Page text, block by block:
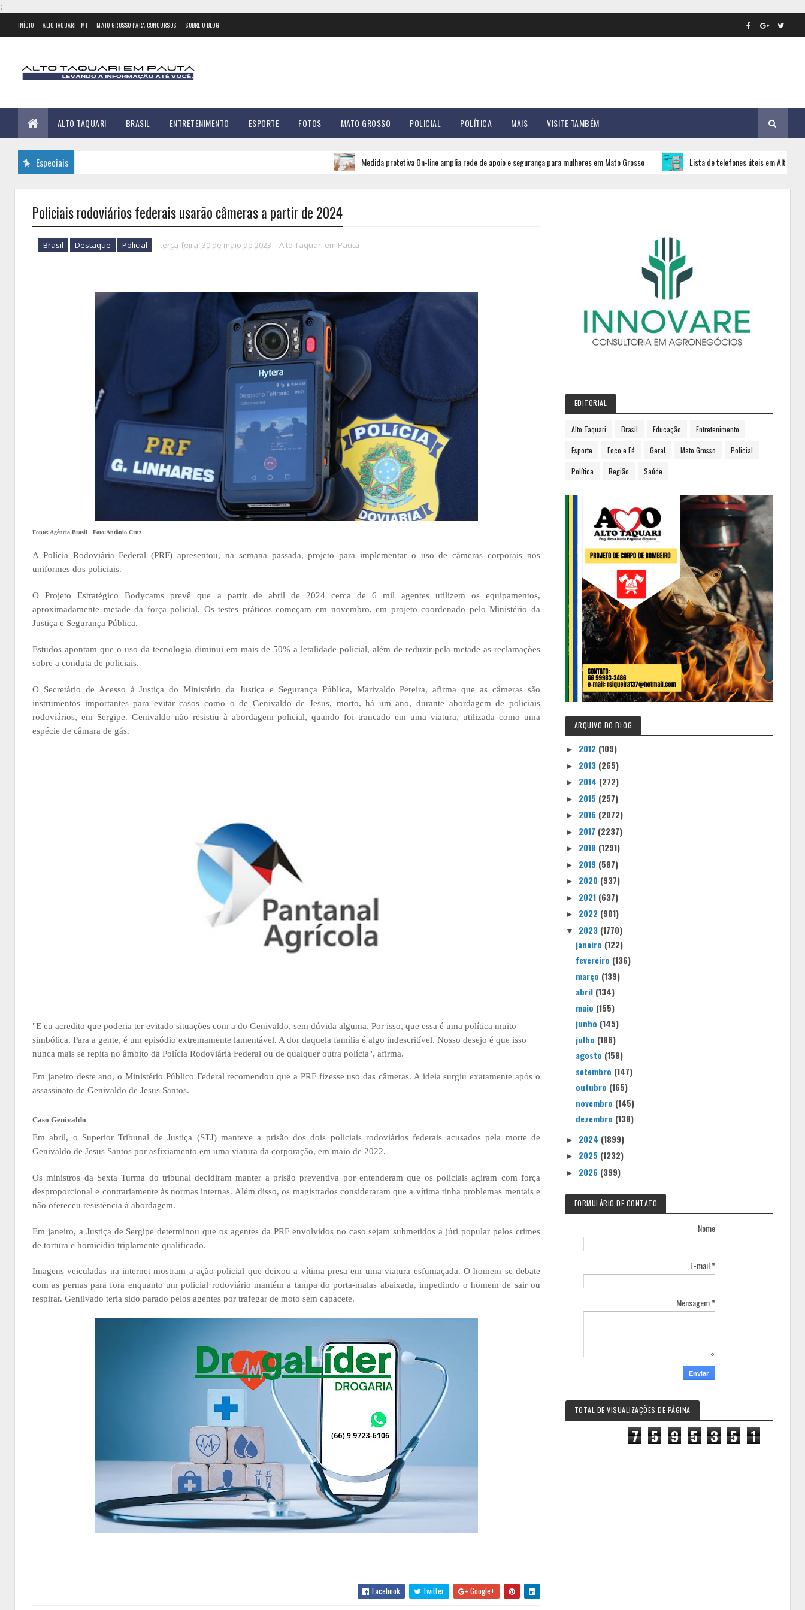
;
INÍCIO ALTO TAQUARI - MT MATO GROSSO PARA CONCURSOS SOBRE O BLOG
ALTO TAQUARI BRASIL ENTRETENIMENTO ESPORTE FOTOS MATO GROSSO POLICIAL POLÍTICA MAIS VISITE TAMBÉM
Especiais Medida protetiva On-line amplia rede de apoio e segurança para mulheres em Mato Grosso Lista de telefones úteis em Alto Taquari com
Policiais rodoviários federais usarão câmeras a partir de 2024
Brasil Destaque Policial terça-feira, 30 de maio de 2023 Alto Taquari em Pauta
Fonte: Agência Brasil Foto:Antônio Cruz
A Polícia Rodoviária Federal (PRF) apresentou, na semana passada, projeto para implementar o uso de câmeras corporais nos
uniformes dos policiais.
O Projeto Estratégico Bodycams prevê que a partir de abril de 2024 cerca de 6 mil agentes utilizem os equipamentos,
aproximadamente metade da força policial. Os testes práticos começam em novembro, em projeto coordenado pelo Ministério da
Justiça e Segurança Pública.
Estudos apontam que o uso da tecnologia diminui em mais de 50% a letalidade policial, além de reduzir pela metade as reclamações
sobre a conduta de policiais.
O Secretário de Acesso à Justiça do Ministério da Justiça e Segurança Pública, Marivaldo Pereira, afirma que as câmeras são
instrumentos importantes para evitar casos como o de Genivaldo de Jesus, morto, há um ano, durante abordagem de policiais
rodoviários, em Sergipe. Genivaldo não resistiu à abordagem policial, quando foi trancado em uma viatura, utilizada como uma
espécie de câmara de gás.
"E eu acredito que poderia ter evitado situações com a do Genivaldo, sem dúvida alguma. Por isso, que essa é uma política muito
simbólica. Para a gente, é um episódio extremamente lamentável. A dor daquela família é algo indescritível. Nosso desejo é que isso
nunca mais se repita no âmbito da Polícia Rodoviária Federal ou de qualquer outra polícia", afirma.
Em janeiro deste ano, o Ministério Público Federal recomendou que a PRF fizesse uso das câmeras. A ideia surgiu exatamente após o
assassinato de Genivaldo de Jesus Santos.
Caso Genivaldo
Em abril, o Superior Tribunal de Justiça (STJ) manteve a prisão dos dois policiais rodoviários federais acusados pela morte de
Genivaldo de Jesus Santos por asfixiamento em uma viatura da corporação, em maio de 2022.
Os ministros da Sexta Turma do tribunal decidiram manter a prisão preventiva por entenderam que os policiais agiram com força
desproporcional e contrariamente às normas internas. Além disso, os magistrados consideraram que a vítima tinha problemas mentais e
não ofereceu resistência à abordagem.
Em janeiro, a Justiça de Sergipe determinou que os agentes da PRF envolvidos no caso sejam submetidos a júri popular pelos crimes
de tortura e homicídio triplamente qualificado.
Imagens veiculadas na internet mostram a ação policial que deixou a vítima presa em uma viatura esfumaçada. O homem se debate
com as pernas para fora enquanto um policial rodoviário mantém a tampa do porta-malas abaixada, impedindo o homem de sair ou
respirar. Genilvado teria sido parado pelos agentes por trafegar de moto sem capacete.
Facebook Twitter Google+
EDITORIAL
Alto Taquari Brasil Educação Entretenimento
Esporte Foco e Fé Geral Mato Grosso Policial
Política Região Saúde
ARQUIVO DO BLOG
► 2012 (109)
► 2013 (265)
► 2014 (272)
► 2015 (257)
► 2016 (2072)
► 2017 (2237)
► 2018 (1291)
► 2019 (587)
► 2020 (937)
► 2021 (637)
► 2022 (901)
▼ 2023 (1770)
janeiro (122)
fevereiro (136)
março (139)
abril (134)
maio (155)
junho (145)
julho (186)
agosto (158)
setembro (147)
outubro (165)
novembro (145)
dezembro (138)
► 2024 (1899)
► 2025 (1232)
► 2026 (399)
FORMULÁRIO DE CONTATO
Nome
E-mail*
Mensagem*
TOTAL DE VISUALIZAÇÕES DE PÁGINA
7 5 9 5 3 5 1